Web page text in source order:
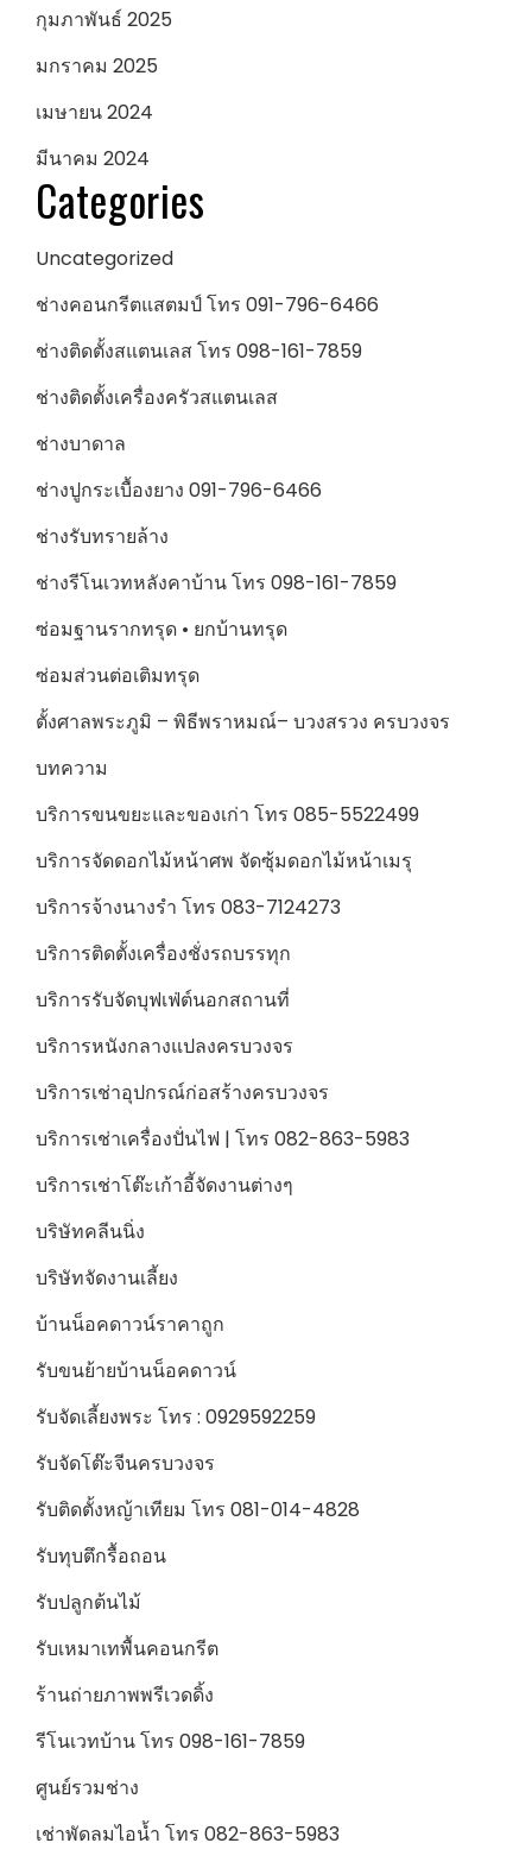
กุมภาพันธ์ 2025
มกราคม 2025
เมษายน 2024
มีนาคม 2024
Categories
Uncategorized
ช่างคอนกรีตแสตมป์ โทร 091-796-6466
ช่างติดตั้งสแตนเลส โทร 098-161-7859
ช่างติดตั้งเครื่องครัวสแตนเลส
ช่างบาดาล
ช่างปูกระเบื้องยาง 091-796-6466
ช่างรับทรายล้าง
ช่างรีโนเวทหลังคาบ้าน โทร 098-161-7859
ซ่อมฐานรากทรุด • ยกบ้านทรุด
ซ่อมส่วนต่อเติมทรุด
ตั้งศาลพระภูมิ – พิธีพราหมณ์– บวงสรวง ครบวงจร
บทความ
บริการขนขยะและของเก่า โทร 085-5522499
บริการจัดดอกไม้หน้าศพ จัดซุ้มดอกไม้หน้าเมรุ
บริการจ้างนางรำ โทร 083-7124273
บริการติดตั้งเครื่องชั่งรถบรรทุก
บริการรับจัดบุฟเฟ่ต์นอกสถานที่
บริการหนังกลางแปลงครบวงจร
บริการเช่าอุปกรณ์ก่อสร้างครบวงจร
บริการเช่าเครื่องปั่นไฟ | โทร 082-863-5983
บริการเช่าโต๊ะเก้าอี้จัดงานต่างๆ
บริษัทคลีนนิ่ง
บริษัทจัดงานเลี้ยง
บ้านน็อคดาวน์ราคาถูก
รับขนย้ายบ้านน็อคดาวน์
รับจัดเลี้ยงพระ โทร : 0929592259
รับจัดโต๊ะจีนครบวงจร
รับติดตั้งหญ้าเทียม โทร 081-014-4828
รับทุบตึกรื้อถอน
รับปลูกต้นไม้
รับเหมาเทพื้นคอนกรีต
ร้านถ่ายภาพพรีเวดดิ้ง
รีโนเวทบ้าน โทร 098-161-7859
ศูนย์รวมช่าง
เช่าพัดลมไอน้ำ โทร 082-863-5983